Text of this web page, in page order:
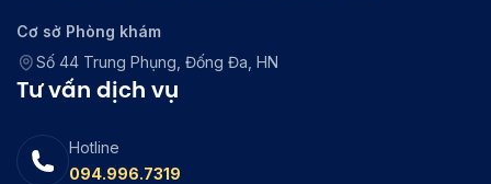
Cơ sở Phòng khám
Số 44 Trung Phụng, Đống Đa, HN
Tư vấn dịch vụ
Hotline
094.996.7319